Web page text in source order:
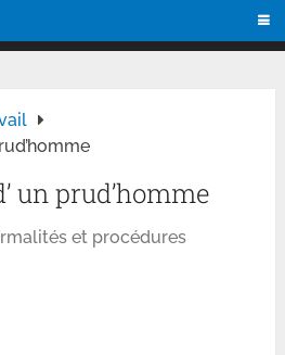
un prud’homme
et procédures